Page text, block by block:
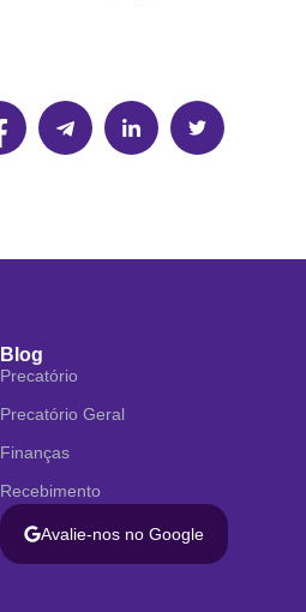
Blog
Precatório
Precatório Geral
Finanças
Recebimento
Avalie-nos no Google